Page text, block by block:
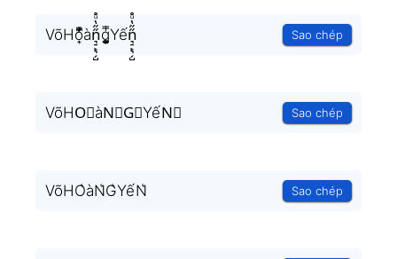
VõHo͎̜̓̇ͫ̉͊ͨ͊àn͉̠̙͉̗̺̋̋̔ͧ̊g͎͚̥͎͔͕ͥ̿Yến͉̠̙͉̗̺̋̋̔ͧ̊ Sao chép
VõHO⃗àN⃗G⃗YếN⃗ Sao chép
VõHO͛àN͛G͛YếN͛ Sao chép